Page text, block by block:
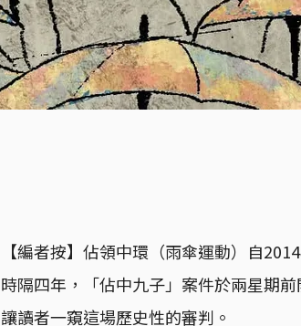
【編者按】佔領中環（雨傘運動）自
時隔四年，「佔中九子」案件於兩星期
讓讀者一窺這場歷史性的審判。